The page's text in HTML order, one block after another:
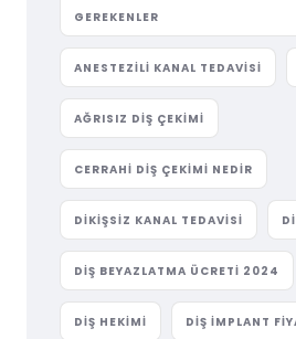
GEREKENLER
ANESTEZILI KANAL TEDAVISI
AĞRISIZ DIŞ ÇEKIMI
CERRAHI DIŞ ÇEKIMI NEDIR
DIKIŞSIZ KANAL TEDAVISI
DIŞ BEYAZLATMA ÜCRETI 2024
DIŞ HEKIMI DIŞ IMPLANT